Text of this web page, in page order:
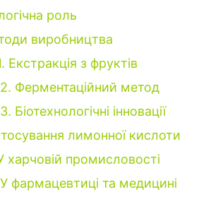
роль
виробництва
Екстракція з фруктів
2. Ферментаційний метод
3. Біотехнологічні інновації
лимонної кислоти
харчовій промисловості
У фармацевтиці та медицині